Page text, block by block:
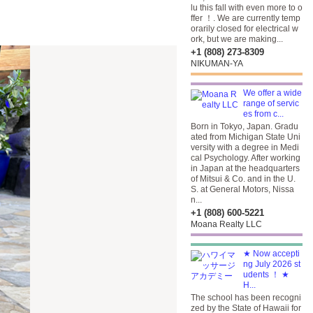
lu this fall with even more to o
ffer ！. We are currently temp
orarily closed for electrical w
ork, but we are making...
+1 (808) 273-8309
NIKUMAN-YA
We offer a wide
range of servic
es from c...
Born in Tokyo, Japan. Gradu
ated from Michigan State Uni
versity with a degree in Medi
cal Psychology. After working
in Japan at the headquarters
of Mitsui & Co. and in the U.
S. at General Motors, Nissa
n...
+1 (808) 600-5221
Moana Realty LLC
★ Now accepti
ng July 2026 st
udents ！ ★
H...
The school has been recogni
zed by the State of Hawaii for